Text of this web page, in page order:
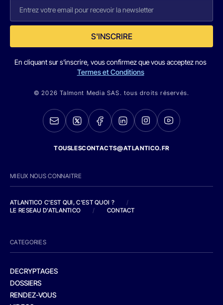
S'INSCRIRE
En cliquant sur s'inscrire, vous confirmez que vous acceptez nos
Termes et Conditions
© 2026 Talmont Media SAS. tous droits réservés.
TOUSLESCONTACTS@ATLANTICO.FR
MIEUX NOUS CONNAITRE
ATLANTICO C'EST QUI, C'EST QUOI ?
/
LE RESEAU D'ATLANTICO
/ CONTACT
CATEGORIES
DECRYPTAGES
DOSSIERS
RENDEZ-VOUS